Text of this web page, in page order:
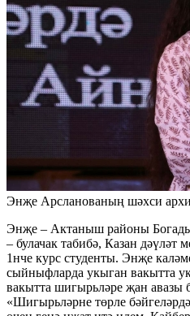
Энҗе Арсланованың шәхси
Энҗе – Актаныш районы
– булачак табибә, Казан
1нче курс студенты. Энҗе
сыйныфларда укыган вакытта
вакытта шигырьләре җан авазы
«Шигырьләрне төрле